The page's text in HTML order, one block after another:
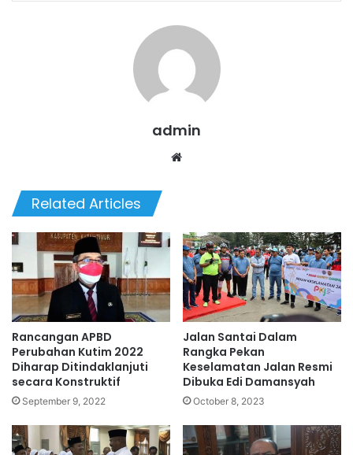
admin
Related Articles
Rancangan APBD
Perubahan Kutim 2022
Diharap Ditindaklanjuti
secara Konstruktif
September 9, 2022
Jalan Santai Dalam
Rangka Pekan
Keselamatan Jalan Resmi
Dibuka Edi Damansyah
October 8, 2023